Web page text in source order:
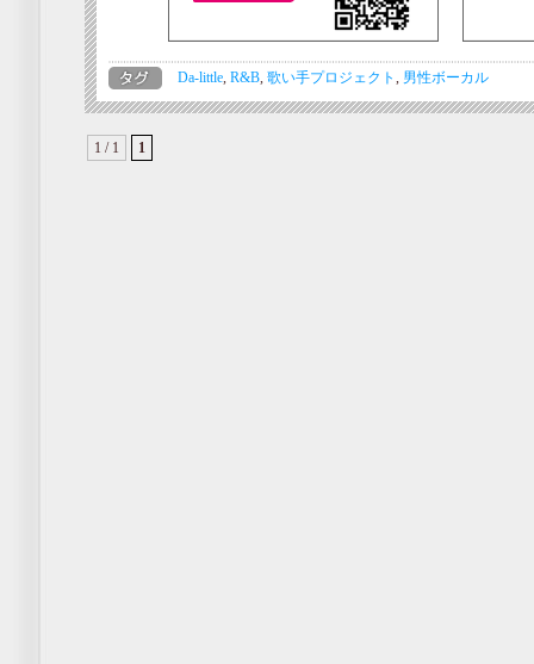
Da-little, R&B, 歌い手プロジェクト , 男性ボーカル
1 / 1 1